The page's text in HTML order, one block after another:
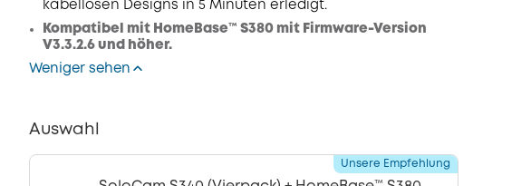
kabellosen Designs in 5 Minuten erledigt.
Kompatibel mit HomeBase™ S380 mit Firmware-Version
V3.3.2.6 und höher.
Weniger sehen
Auswahl
Unsere Empfehlung